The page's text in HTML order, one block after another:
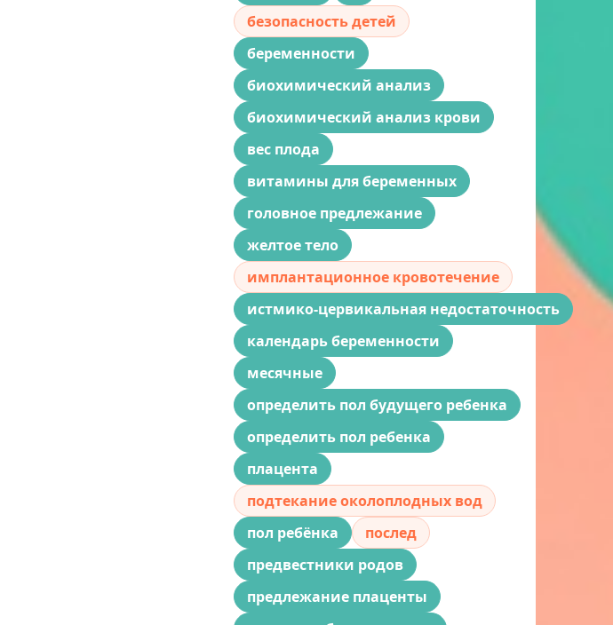
безопасность детей
беременности
биохимический анализ
биохимический анализ крови
вес плода
витамины для беременных
головное предлежание
желтое тело
имплантационное кровотечение
истмико-цервикальная недостаточность
календарь беременности
месячные
определить пол будущего ребенка
определить пол ребенка
плацента
подтекание околоплодных вод
пол ребёнка
послед
предвестники родов
предлежание плаценты